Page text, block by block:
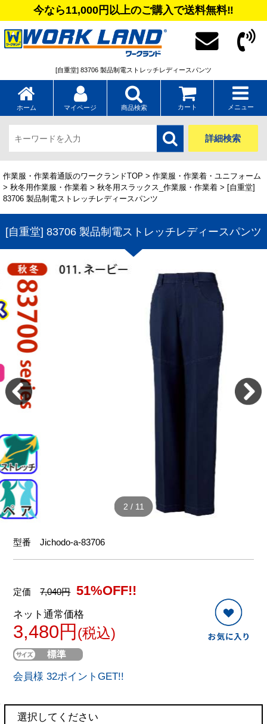
今なら11,000円以上のご購入で送料無料‼
[自重堂] 83706 製品制電ストレッチレディースパンツ
ホーム マイページ 商品検索 カート メニュー
詳細検索
作業服・作業着通販のワークランドTOP > 作業服・作業着・ユニフォーム
> 秋冬用作業服・作業着 > 秋冬用スラックス_作業服・作業着 > [自重堂]
83706 製品制電ストレッチレディースパンツ
[自重堂] 83706 製品制電ストレッチレディースパンツ
2 / 11
型番Jichodo-a-83706
定価7,040円 51%OFF!!
ネット通常価格
3,480円 (税込)
会員様 32ポイントGET!!